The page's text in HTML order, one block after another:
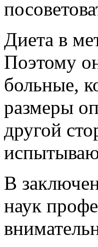
Диета в
Поэтому
больные,
размеры
другой
В
наук